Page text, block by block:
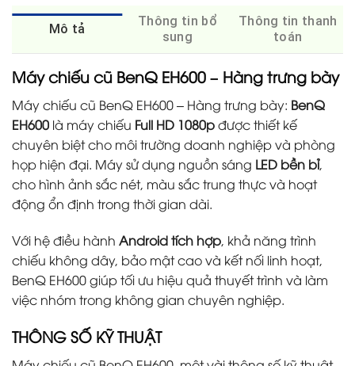
Mô tả
Thông tin bổ
sung
Thông tin thanh
toán
Máy chiếu cũ BenQ EH600 – Hàng trưng bày
Máy chiếu cũ BenQ EH600 – Hàng trưng bày: BenQ
EH600 là máy chiếu Full HD 1080pđược thiết kế
chuyên biệt cho môi trường doanh nghiệp và phòng
họp hiện đại. Máy sử dụng nguồn sáng LED bền bỉ,
cho hình ảnh sắc nét, màu sắc trung thực và hoạt
động ổn định trong thời gian dài.
Với hệ điều hành Android tích hợp, khả năng trình
chiếu không dây, bảo mật cao và kết nối linh hoạt,
BenQ EH600 giúp tối ưu hiệu quả thuyết trình và làm
việc nhóm trong không gian chuyên nghiệp.
THÔNG SỐ KỸ THUẬT